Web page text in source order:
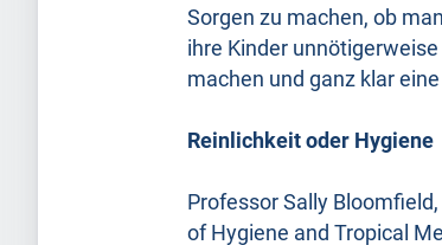
Sorgen zu machen, ob
ihre Kinder
machen und ganz klar
Reinlichkeit oder Hygiene
Professor Sally
of Hygiene and Tropical